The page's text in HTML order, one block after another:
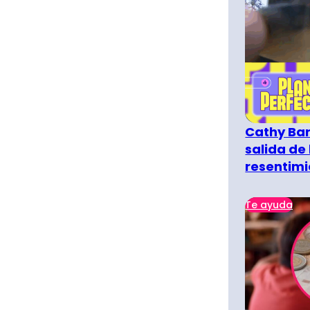
Cathy
salida de
Te ayuda